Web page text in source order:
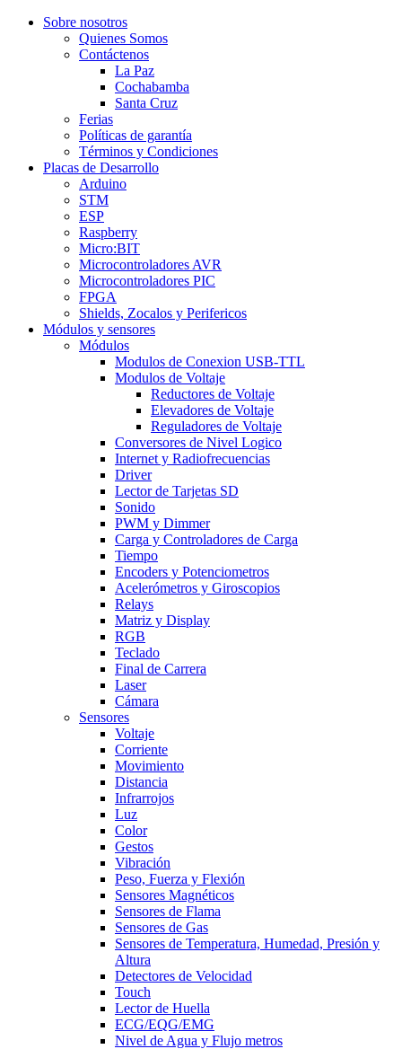
Sobre nosotros
Quienes Somos
Contáctenos
La Paz
Cochabamba
Santa Cruz
Ferias
Políticas de garantía
Términos y Condiciones
Placas de Desarrollo
Arduino
STM
ESP
Raspberry
Micro:BIT
Microcontroladores AVR
Microcontroladores PIC
FPGA
Shields, Zocalos y Perifericos
Módulos y sensores
Módulos
Modulos de Conexion USB-TTL
Modulos de Voltaje
Reductores de Voltaje
Elevadores de Voltaje
Reguladores de Voltaje
Conversores de Nivel Logico
Internet y Radiofrecuencias
Driver
Lector de Tarjetas SD
Sonido
PWM y Dimmer
Carga y Controladores de Carga
Tiempo
Encoders y Potenciometros
Acelerómetros y Giroscopios
Relays
Matriz y Display
RGB
Teclado
Final de Carrera
Laser
Cámara
Sensores
Voltaje
Corriente
Movimiento
Distancia
Infrarrojos
Luz
Color
Gestos
Vibración
Peso, Fuerza y Flexión
Sensores Magnéticos
Sensores de Flama
Sensores de Gas
Sensores de Temperatura, Humedad, Presión y
Altura
Detectores de Velocidad
Touch
Lector de Huella
ECG/EQG/EMG
Nivel de Agua y Flujo metros